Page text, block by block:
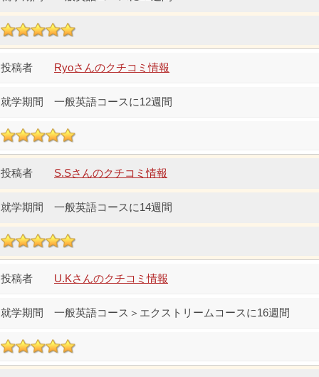
Ryoさんのクチコミ情報
一般英語コースに12週間
S.Sさんのクチコミ情報
一般英語コースに14週間
U.Kさんのクチコミ情報
一般英語コース＞エクストリームコースに16週間